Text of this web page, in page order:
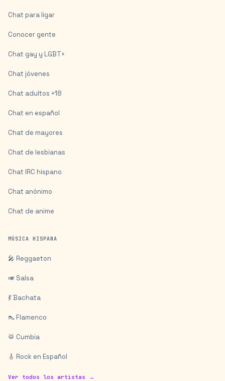
Chat para ligar
Conocer gente
Chat gay y LGBT+
Chat jóvenes
Chat adultos +18
Chat en español
Chat de mayores
Chat de lesbianas
Chat IRC hispano
Chat anónimo
Chat de anime
MÚSICA HISPANA
🎤 Reggaeton
🎺 Salsa
💃 Bachata
👠 Flamenco
🥁 Cumbia
🎸 Rock en Español
Ver todos los artistas →